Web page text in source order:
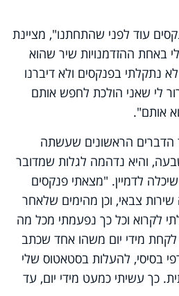
עוד לפני שהתחתנו", מציינת
באחת ההזדמנויות שיר שהוא
נתקלתי בפנקסים ולא דיברנו
לי שאני הולכת לחפש אותם
אותם".
הדברים הראשונים שעשתה
והיא נדהמה לגלות שמדובר
לדמיין. "מצאתי פנקסים
צבאי, וכן מהימים שלאחר
לקרוא וכל כך נפעמתי מכל מה
מידי יום משהו אחד שכתב
בסיסי, להעלות בסטאטוס שלי
כך עשיתי כמעט מידי יום, עד